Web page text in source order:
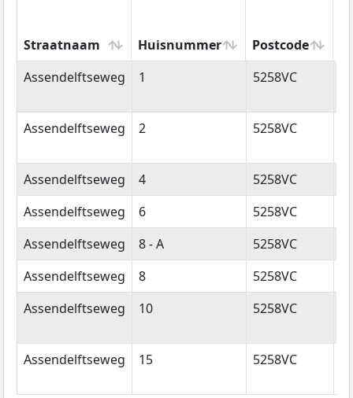
Straatnaam Huisnummer Postcode
Straatnaam
Huisnummer Postcode
Assendelftseweg 1 5258VC
Assendelftseweg 2 5258VC
Assendelftseweg 4 5258VC
Assendelftseweg
6 5258VC
Assendelftseweg
8 - A 5258VC
Assendelftseweg
8 5258VC
Assendelftseweg
10 5258VC
Assendelftseweg 15 5258VC